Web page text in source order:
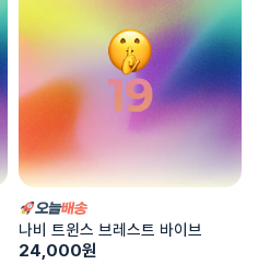
나비 트윈스 브레스트 바이브
24,000원